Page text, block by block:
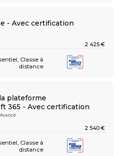
Achats
Ressources
et relations
sociales
- Avec certification
2 425 €
Classe à
distance
plateforme
365 - Avec certification
2 540 €
Classe à
distance